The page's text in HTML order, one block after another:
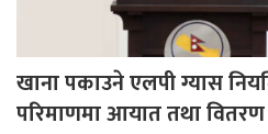
खाना पकाउने एलपी ग्यास
परिमाणमा आयात तथा